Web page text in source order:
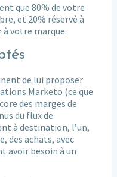
que 80% de votre
et 20% réservé à
à votre marque.
de lui proposer
Marketo (ce que
des marges de
du flux de
à destination, l’un,
des achats, avec
avoir besoin à un